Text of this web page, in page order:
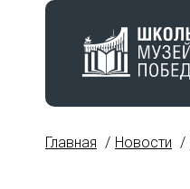
Главная Новости